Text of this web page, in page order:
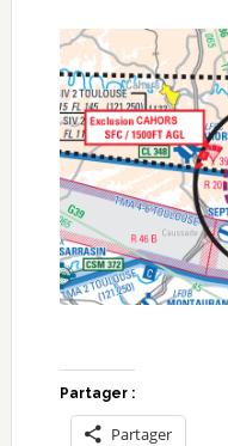
Partager :
Partager